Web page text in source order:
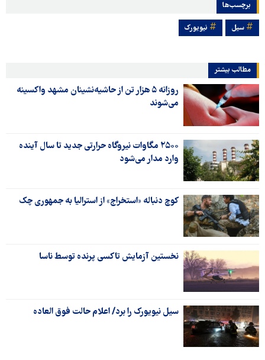
برچسب‌ها
سیل نیویورک
مطالب بیشتر
روزانه ۵ هزار تن از حاشیه‌نشینان مشهد واکسینه
می‌شوند
۲۵۰۰ مگاوات نیروگاه حرارتی جدید تا سال آینده
وارد مدار می‌شود
کوچ دنباله «استخراج» از استرالیا به جمهوری چک
نخستین آزمایش تاکسی پرنده توسط ناسا
سیل نیویورک را برد/ اعلام حالت فوق العاده